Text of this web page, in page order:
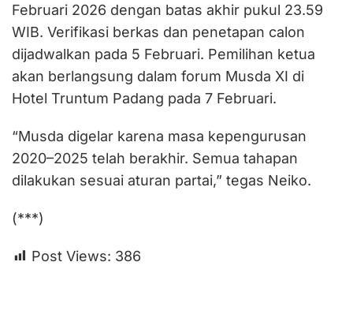
Februari 2026 dengan batas akhir pukul 23.59
WIB. Verifikasi berkas dan penetapan calon
dijadwalkan pada 5 Februari. Pemilihan ketua
akan berlangsung dalam forum Musda XI di
Hotel Truntum Padang pada 7 Februari.
“Musda digelar karena masa kepengurusan
2020–2025 telah berakhir. Semua tahapan
dilakukan sesuai aturan partai,” tegas Neiko.
(***)
Post Views: 386